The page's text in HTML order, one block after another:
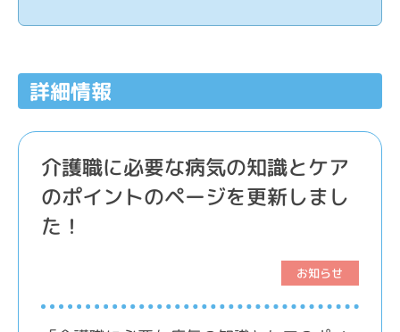
詳細情報
介護職に必要な病気の知識とケア
のポイントのページを更新しまし
た！
お知らせ